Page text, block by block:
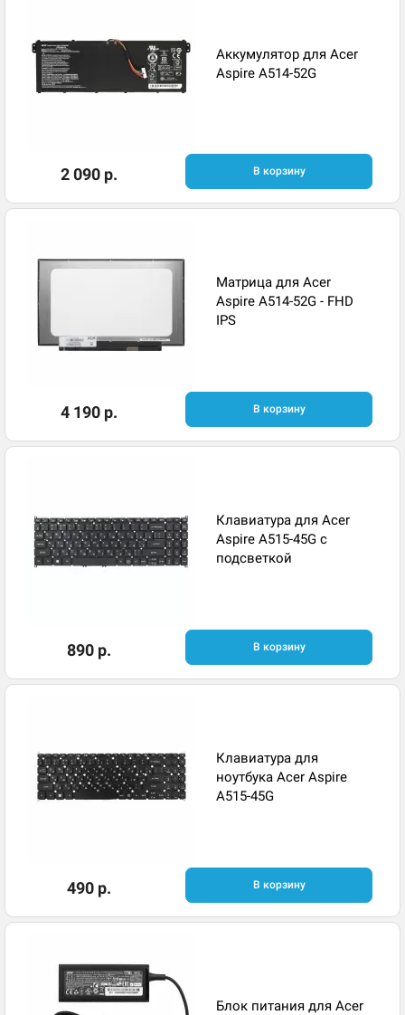
Аккумулятор для Acer
Aspire A514-52G
2 090 р. В корзину
Матрица для Acer
Aspire A514-52G - FHD
IPS
4 190 р. В корзину
Клавиатура для Acer
Aspire A515-45G с
подсветкой
890 р. В корзину
Клавиатура для
ноутбука Acer Aspire
A515-45G
490 р. В корзину
Блок питания для Acer